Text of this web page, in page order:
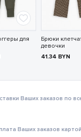
для
Брюки
девочки
41.34 BYN
Ваших заказов по
Ваших заказов